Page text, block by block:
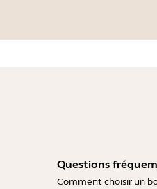
Questions
Comment choisir un